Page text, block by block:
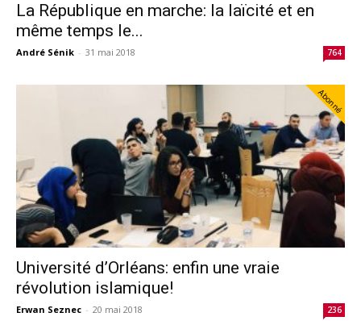
La République en marche: la laïcité et en
même temps le...
André Sénik - 31 mai 2018 764
Abonné
Université d’Orléans: enfin une vraie
révolution islamique!
Erwan Seznec - 20 mai 2018 236